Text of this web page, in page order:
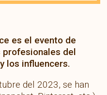
es el evento de
profesionales del
los influencers.
del 2023, se han